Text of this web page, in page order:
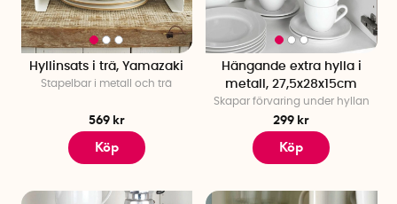
Hyllinsats i trä, Yamazaki
Stapelbar i metall och trä
569 kr
Köp
Hängande extra hylla i
metall, 27,5x28x15cm
Skapar förvaring under hyllan
299 kr
Köp